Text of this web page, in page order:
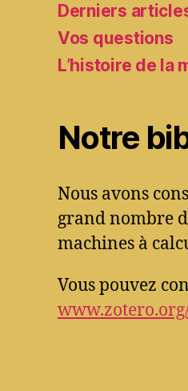
Derniers
Vos questions
L’histoire de la
Notre
Nous avons
grand nombre
machines à
Vous pouvez